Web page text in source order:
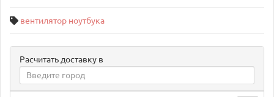
вентилятор ноутбука
Расчитать доставку в